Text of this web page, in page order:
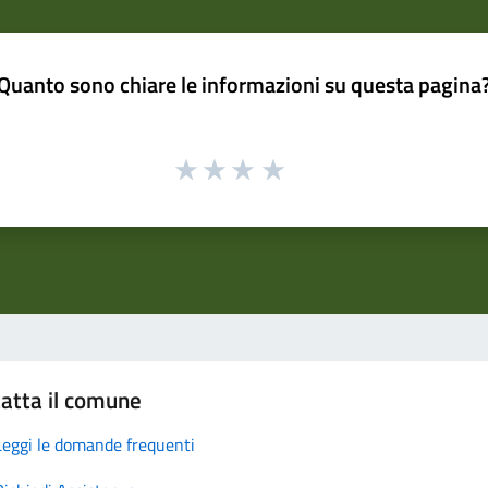
sono chiare le informazioni su questa
il comune
le domande frequenti